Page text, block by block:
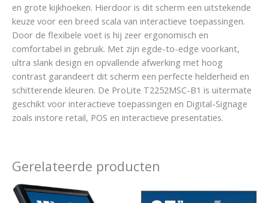
en grote kijkhoeken. Hierdoor is dit scherm een uitstekende
keuze voor een breed scala van interactieve toepassingen.
Door de flexibele voet is hij zeer ergonomisch en
comfortabel in gebruik. Met zijn egde-to-edge voorkant,
ultra slank design en opvallende afwerking met hoog
contrast garandeert dit scherm een perfecte helderheid en
schitterende kleuren. De ProLite T2252MSC-B1 is uitermate
geschikt voor interactieve toepassingen en Digital-Signage
zoals instore retail, POS en interactieve presentaties.
Gerelateerde producten